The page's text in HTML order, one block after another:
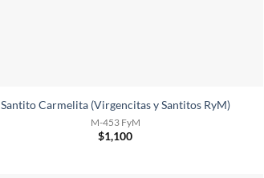
Santito Carmelita (Virgencitas y Santitos RyM)
M-453 FyM
$1,100